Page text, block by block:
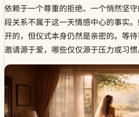
依赖于一个尊重的拒绝、一个悄然坚
段关系不属于这一天情感中心的事实
开的，但仪式本身仍然是亲密的。等
邀请源于爱，哪些仅仅源于压力或习惯